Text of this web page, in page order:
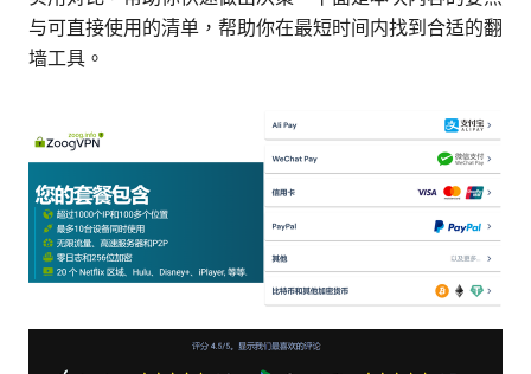
与可直接使用的清单，帮助你在最短时间内找到合适的翻
墙工具。